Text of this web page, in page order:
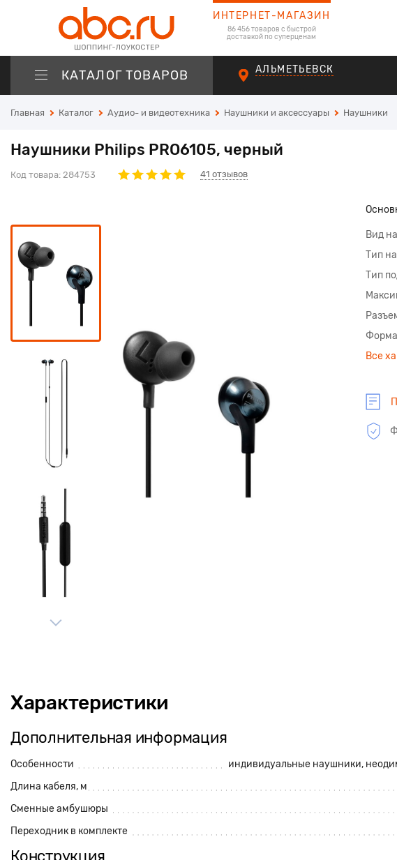
ИНТЕРНЕТ-МАГАЗИН
86 456 товаров с быстрой
доставкой по суперценам
КАТАЛОГ ТОВАРОВ АЛЬМЕТЬЕВСК
Главная Каталог Аудио- и видеотехника Наушники и аксессуары Наушники
Наушники Philips PRO6105, черный
Код товара: 284753 41 отзывов
Вид
Тип
Тип
Все
Характеристики
Дополнительная информация
Особенности индивидуальные наушники,
Длина кабеля, м
Сменные амбушюры
Переходник в комплекте
Конструкция